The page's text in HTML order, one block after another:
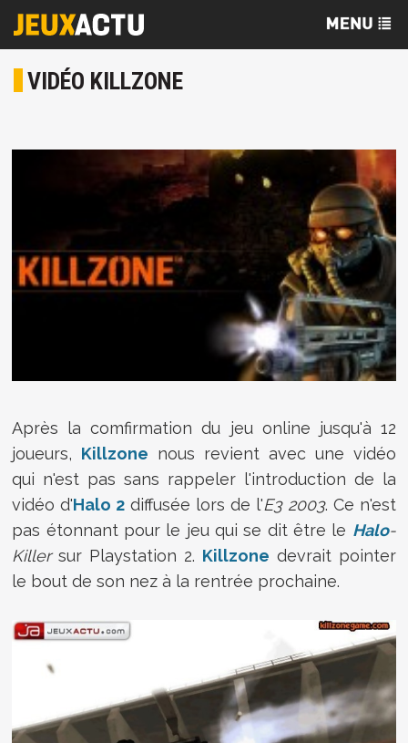
VIDÉO KILLZONE
Après la comfirmation du jeu online jusqu'à 12
joueurs, Killzone nous revient avec une vidéo
qui n'est pas sans rappeler l'introduction de la
vidéo d'Halo 2 diffusée lors de l'E3 2003. Ce n'est
pas étonnant pour le jeu qui se dit être le Halo-
Killersur Playstation 2. Killzone devrait pointer
le bout de son nez à la rentrée prochaine.